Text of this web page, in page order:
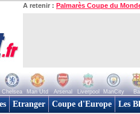
A retenir : Palmarès Coupe du
Chelsea Man Utd Arsenal Liverpool ManCity
Etranger Coupe d'Europe Les